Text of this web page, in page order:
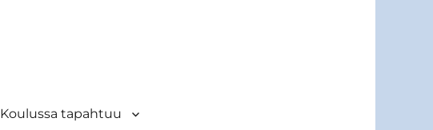
Koulussa tapahtuu